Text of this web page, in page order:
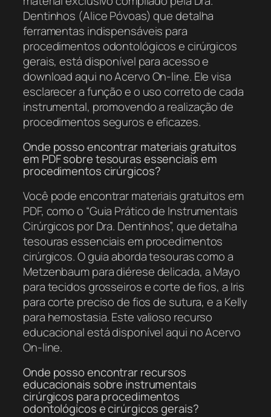
Dentinhos (Alice Póvoas) que detalha
ferramentas indispensáveis para
procedimentos odontológicos e cirúrgicos
gerais, está disponível para acesso e
download aqui no Acervo On-line. Ele visa
esclarecer a função e o uso correto de cada
instrumental, promovendo a realização de
procedimentos seguros e eficazes.
Onde posso encontrar materiais gratuitos
em PDF sobre tesouras essenciais em
procedimentos cirúrgicos?
Você pode encontrar materiais gratuitos em
PDF, como o “Guia Prático de Instrumentais
Cirúrgicos por Dra. Dentinhos”, que detalha
tesouras essenciais em procedimentos
cirúrgicos. O guia aborda tesouras como a
Metzenbaum para diérese delicada, a Mayo
para tecidos grosseiros e corte de fios, a Iris
para corte preciso de fios de sutura, e a Kelly
para hemostasia. Este valioso recurso
educacional está disponível aqui no Acervo
On-line.
Onde posso encontrar recursos
educacionais sobre instrumentais
cirúrgicos para procedimentos
odontológicos e cirúrgicos gerais?